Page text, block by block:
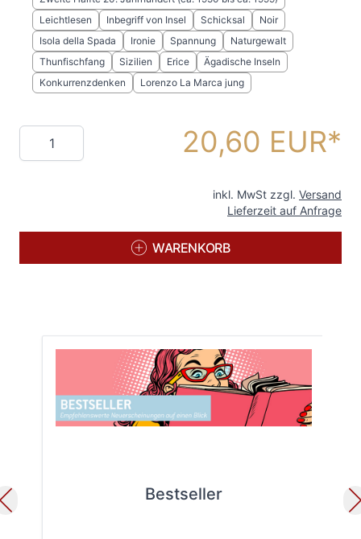
Leichtlesen
Inbegriff von Insel Schicksal
Noir
Isola della Spada
Ironie Spannung
Naturgewalt
Thunfischfang
Sizilien Erice
Ägadische Inseln
Konkurrenzdenken
Lorenzo La Marca jung
Menge 20,60 EUR
inkl. MwSt zzgl. Versand
Lieferzeit auf Anfrage
WARENKORB
Bestseller